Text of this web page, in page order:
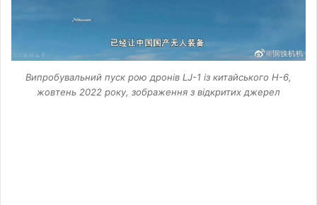
Випробувальний пуск рою дронів LJ-1 із китайського H-6,
жовтень 2022 року, зображення з відкритих джерел